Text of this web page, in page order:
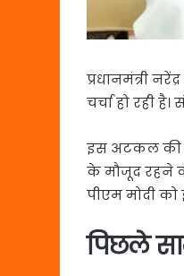
प्रधानमंत्री
चर्चा हो रही
इस अटकल की
के मौजूद रहने
पीएम मोदी को
पिछले